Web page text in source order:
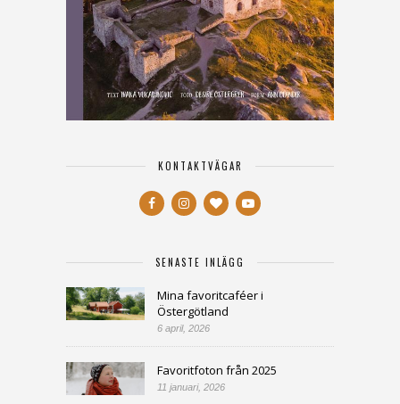
KONTAKTVÄGAR
SENASTE INLÄGG
Mina favoritcaféer i
Östergötland
6 april, 2026
Favoritfoton från 2025
11 januari, 2026